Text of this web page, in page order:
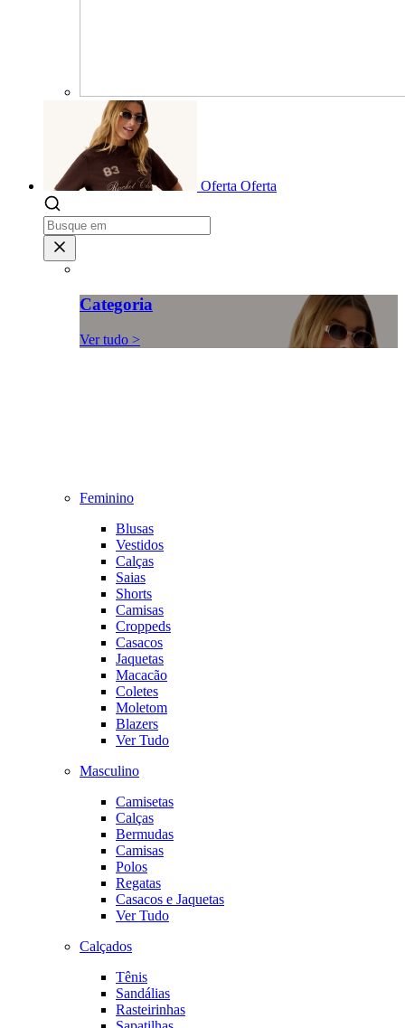
Oferta Oferta
Categoria
Ver tudo >
Feminino
Blusas
Vestidos
Calças
Saias
Shorts
Camisas
Croppeds
Casacos
Jaquetas
Macacão
Coletes
Moletom
Blazers
Ver Tudo
Masculino
Camisetas
Calças
Bermudas
Camisas
Polos
Regatas
Casacos e Jaquetas
Ver Tudo
Calçados
Tênis
Sandálias
Rasteirinhas